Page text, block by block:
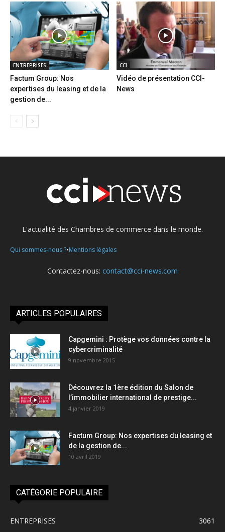
ENTREPRISES
Factum Group: Nos
expertises du leasing et de la
gestion de...
CCI
Vidéo de présentation CCI-
News
L'actualité des Chambres de commerce dans le monde.
Qui sommes-nous ?•Mentions légales
Contactez-nous: contact@cci-news.com
ARTICLES POPULAIRES
Capgemini : Protège vos données contre la
cybercriminalité
9 novembre 2015
Découvrez la 1ère édition du Salon de
l’immobilier international de prestige...
4 janvier 2019
Factum Group: Nos expertises du leasing et
de la gestion de...
10 avril 2019
CATÉGORIE POPULAIRE
ENTREPRISES
3061